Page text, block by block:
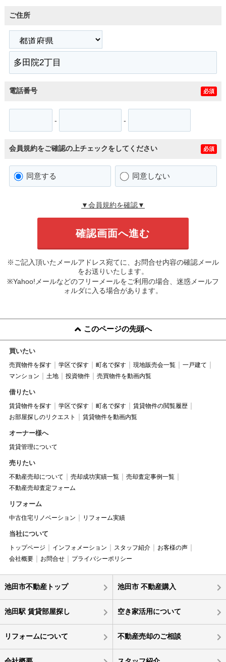
ご住所
電話番号 必須
- -
会員規約をご確認の上チェックをしてください 必須
同意する 同意しない
▼会員規約を確認▼
※ご記入頂いたメールアドレス宛てに、お問合せ内容の確認メール
をお送りいたします。
※Yahoo!メールなどのフリーメールをご利用の場合、迷惑メールフ
ォルダに入る場合があります。
このページの先頭へ
買いたい
売買物件を探す 学区で探す 町名で探す 現地販売会一覧
一戸建て
マンション
土地 投資物件 売買物件を動画内覧
借りたい
賃貸物件を探す 学区で探す 町名で探す
賃貸物件の閲覧履歴
お部屋探しのリクエスト
賃貸物件を動画内覧
オーナー様へ
賃貸管理について
売りたい
不動産売却について 売却成功実績一覧
売却査定事例一覧
不動産売却査定フォーム
リフォーム
中古住宅リノベーション リフォーム実績
当社について
トップページ インフォメーション スタッフ紹介
お客様の声
会社概要
お問合せ プライバシーポリシー
池田市不動産トップ 池田市 不動産購入
池田駅 賃貸部屋探し 空き家活用について
リフォームについて 不動産売却のご相談